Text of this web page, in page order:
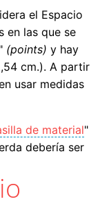
el Espacio
en las que se
(points) y hay
cm.). A partir
usar medidas
de material"
debería ser